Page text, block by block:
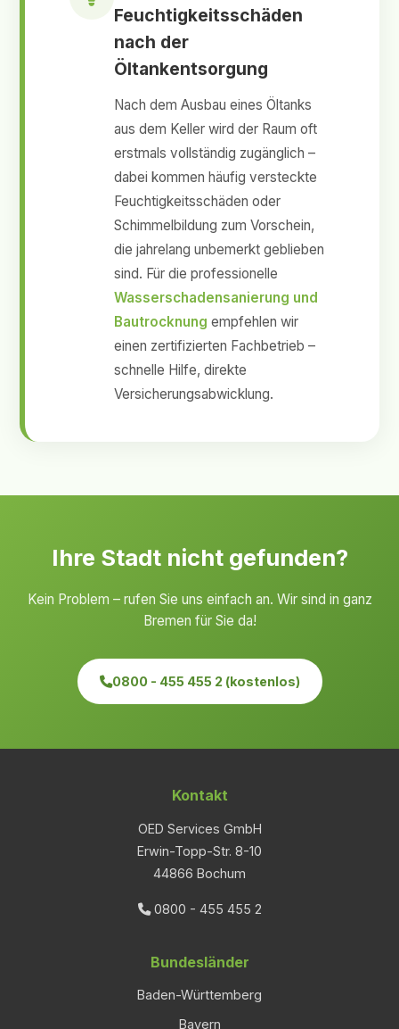
Feuchtigkeitsschäden
nach der
Öltankentsorgung
Nach dem Ausbau eines Öltanks
aus dem Keller wird der Raum oft
erstmals vollständig zugänglich –
dabei kommen häufig versteckte
Feuchtigkeitsschäden oder
Schimmelbildung zum Vorschein,
die jahrelang unbemerkt geblieben
sind. Für die professionelle
Wasserschadensanierung und
Bautrocknung empfehlen wir
einen zertifizierten Fachbetrieb –
schnelle Hilfe, direkte
Versicherungsabwicklung.
Ihre Stadt nicht gefunden?
Kein Problem – rufen Sie uns einfach an. Wir sind in ganz
Bremen für Sie da!
0800 - 455 455 2 (kostenlos)
Kontakt
OED Services GmbH
Erwin-Topp-Str. 8-10
44866 Bochum
0800 - 455 455 2
Bundesländer
Baden-Württemberg
Bayern